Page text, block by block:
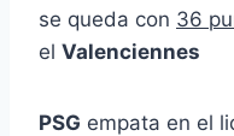
se queda con 36
el Valenciennes
PSG empata en el